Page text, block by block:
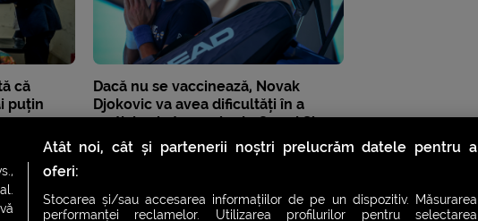
că
puțin
Dacă nu se vaccinează, Novak
Djokovic va avea dificultăți în a
participa la turneele de Grand Slam
din 2022
Atât noi, cât și partenerii noștri prelucrăm datele pentru a
oferi:
Stocarea și/sau accesarea informațiilor de pe un dispozitiv. Măsurarea
performanței reclamelor. Utilizarea profilurilor pentru selectarea